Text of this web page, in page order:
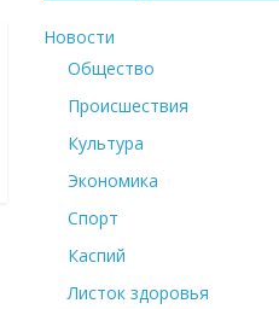
Новости
Общество
Происшествия
Культура
Экономика
Спорт
Каспий
Листок здоровья